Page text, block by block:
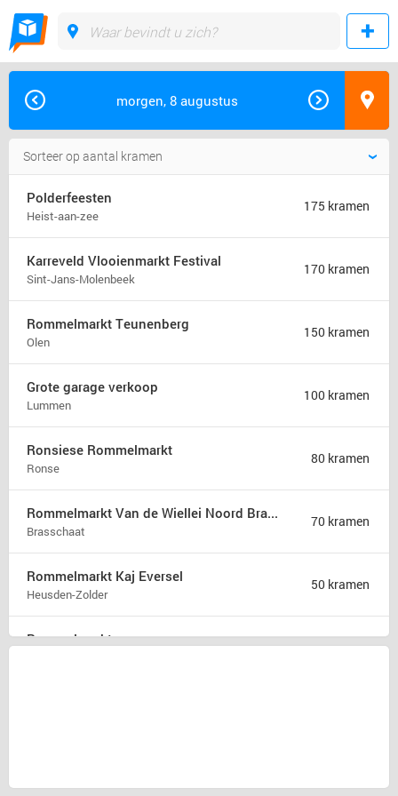
morgen, 8 augustus
Polderfeesten
Heist-aan-zee
175 kramen
Karreveld Vlooienmarkt Festival
Sint-Jans-Molenbeek
170 kramen
Rommelmarkt Teunenberg
Olen
150 kramen
Grote garage verkoop
Lummen
100 kramen
Ronsiese Rommelmarkt
Ronse
80 kramen
Rommelmarkt Van de Wiellei Noord Brasschaat
Brasschaat
70 kramen
Rommelmarkt Kaj Eversel
Heusden-Zolder
50 kramen
Rommelmarkt 35 kramen